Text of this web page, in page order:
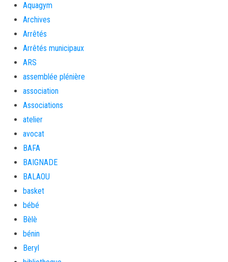
Aquagym
Archives
Arrêtés
Arrêtés municipaux
ARS
assemblée plénière
association
Associations
atelier
avocat
BAFA
BAIGNADE
BALAOU
basket
bébé
Bèlè
bénin
Beryl